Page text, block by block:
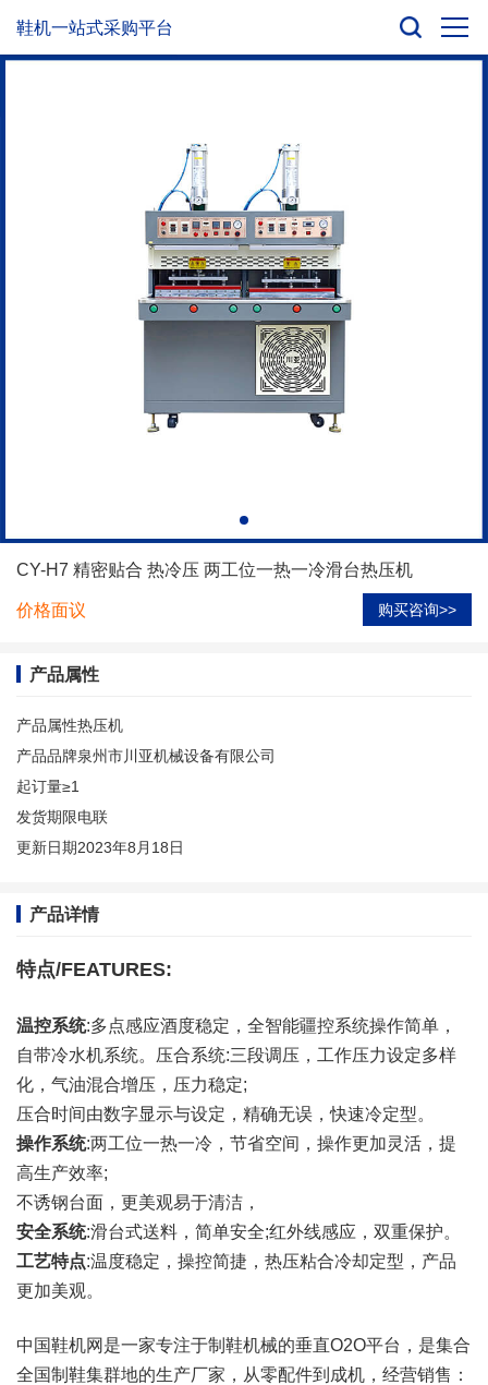
鞋机一站式采购平台
CY-H7 精密贴合 热冷压 两工位一热一冷滑台热压机
价格面议 购买咨询>>
产品属性
产品属性热压机
产品品牌泉州市川亚机械设备有限公司
起订量≥1
发货期限电联
更新日期2023年8月18日
产品详情
特点/FEATURES:
温控系统:多点感应酒度稳定，全智能疆控系统操作简单，
自带冷水机系统。压合系统:三段调压，工作压力设定多样
化，气油混合增压，压力稳定;
压合时间由数字显示与设定，精确无误，快速冷定型。
操作系统:两工位一热一冷，节省空间，操作更加灵活，提
高生产效率;
不诱钢台面，更美观易于清洁，
安全系统:滑台式送料，简单安全;红外线感应，双重保护。
工艺特点:温度稳定，操控简捷，热压粘合冷却定型，产品
更加美观。
中国鞋机网是一家专注于制鞋机械的垂直O2O平台，是集合
全国制鞋集群地的生产厂家，从零配件到成机，经营销售：